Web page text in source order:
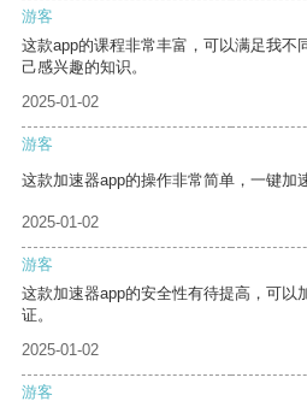
游客
这款app的课程非常丰富，可以满足我不
己感兴趣的知识。
2025-01-02
游客
这款加速器app的操作非常简单，一键加
2025-01-02
游客
这款加速器app的安全性有待提高，可以
证。
2025-01-02
游客